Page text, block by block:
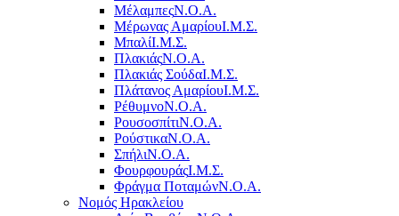
ΜέλαμπεςΝ.Ο.Α.
Μέρωνας ΑμαρίουΙ.Μ.Σ.
ΜπαλίΙ.Μ.Σ.
ΠλακιάςΝ.Ο.Α.
Πλακιάς ΣούδαΙ.Μ.Σ.
Πλάτανος ΑμαρίουΙ.Μ.Σ.
ΡέθυμνοΝ.Ο.Α.
ΡουσοσπίτιΝ.Ο.Α.
ΡούστικαΝ.Ο.Α.
ΣπήλιΝ.Ο.Α.
ΦουρφουράςΙ.Μ.Σ.
Φράγμα ΠοταμώνΝ.Ο.Α.
Νομός Ηρακλείου